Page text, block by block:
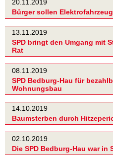
20.11.2019
Bürger sollen
13.11.2019
SPD bringt den Umgang mit
Rat
08.11.2019
SPD Bedburg-Hau für
Wohnungsbau
14.10.2019
Baumsterben durch
02.10.2019
Die SPD Bedburg-Hau war in